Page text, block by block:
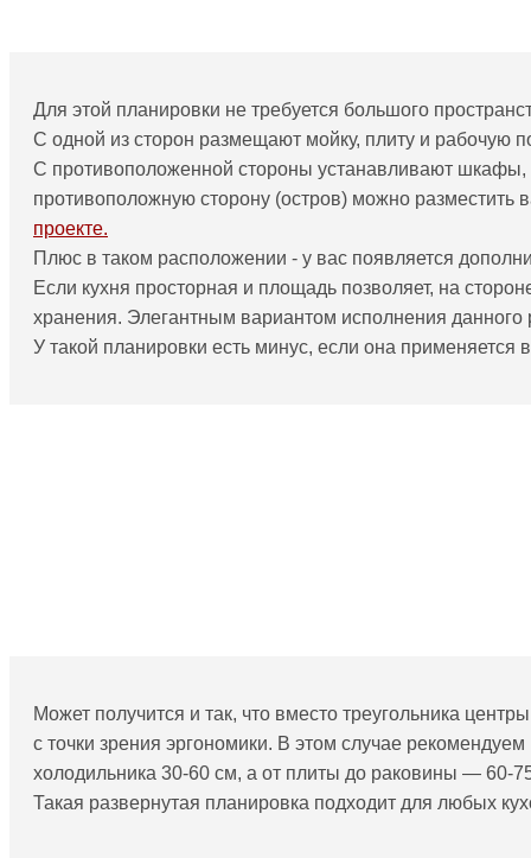
Для этой планировки не требуется большого
С одной из сторон размещают мойку, плиту и рабочую
С противоположенной стороны устанавливают
противоположную сторону (остров) можно разместить
проекте.
Плюс в таком расположении - у вас появляется
Если кухня просторная и площадь позволяет, на
хранения. Элегантным вариантом исполнения
У такой планировки есть минус, если она применяется
Может получится и так, что вместо треугольника
с точки зрения эргономики. В этом случае
холодильника 30-60 см, а от плиты до раковины — 60-
Такая развернутая планировка подходит для любых